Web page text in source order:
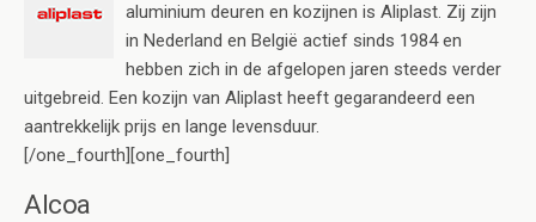
aluminium deuren en kozijnen is Aliplast. Zij zijn
in Nederland en België actief sinds 1984 en
hebben zich in de afgelopen jaren steeds verder
uitgebreid. Een kozijn van Aliplast heeft gegarandeerd een
aantrekkelijk prijs en lange levensduur.
[/one_fourth][one_fourth]
Alcoa